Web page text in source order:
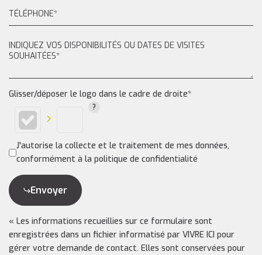
Glisser/déposer le logo dans le cadre de droite*
J'autorise la collecte et le traitement de mes données,
conformément à la politique de confidentialité
Envoyer
« Les informations recueillies sur ce formulaire sont
enregistrées dans un fichier informatisé par VIVRE ICI pour
gérer votre demande de contact. Elles sont conservées pour